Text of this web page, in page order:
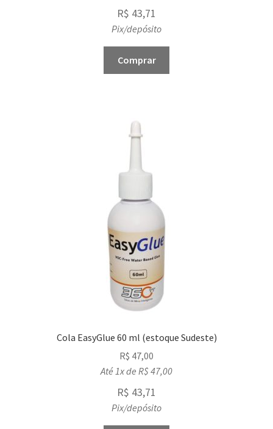
R$ 43,71
Pix/depósito
Comprar
Cola EasyGlue 60 ml (estoque Sudeste)
R$ 47,00
Até 1x de R$47,00
R$ 43,71
Pix/depósito